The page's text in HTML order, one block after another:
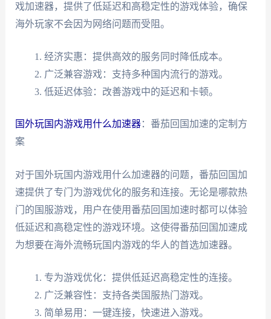
戏加速器，提供了低延迟和高稳定性的游戏体验，确保
海外玩家不会因为网络问题而受阻。
经济实惠：提供高效的服务同时降低成本。
广泛兼容游戏：支持多种国内流行的游戏。
低延迟体验：改善游戏中的延迟和卡顿。
国外玩国内游戏用什么加速器：番茄回国加速的定制方
案
对于国外玩国内游戏用什么加速器的问题，番茄回国加
速提供了专门为游戏优化的服务和连接。无论是哪款热
门的国服游戏，用户在使用番茄回国加速时都可以体验
低延迟和高稳定性的游戏环境。这使得番茄回国加速成
为想要在海外流畅玩国内游戏的华人的首选加速器。
专为游戏优化：提供低延迟高稳定性的连接。
广泛兼容性：支持各类国服热门游戏。
简单易用：一键连接，快速进入游戏。